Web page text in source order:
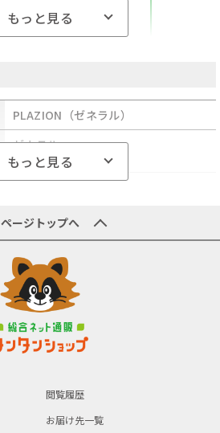
もっと見る
PLAZION（ゼネラル）
ゼネラル
ホワイト
もっと見る
ページトップへ
閲覧履歴
お届け先一覧